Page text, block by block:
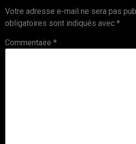
Votre adresse e-mail ne sera pas
obligatoires sont indiqués avec *
Commentaire *